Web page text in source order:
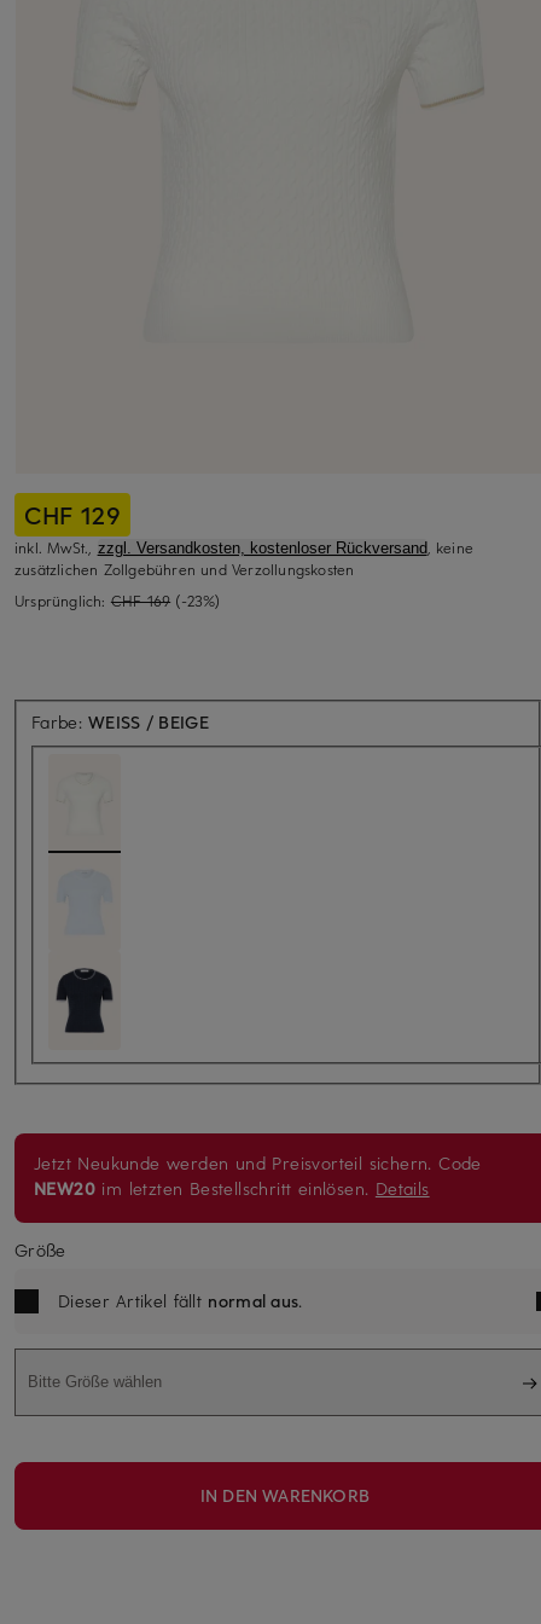
CHF 129
inkl. MwSt., zzgl. Versandkosten, kostenloser Rückversand, keine
zusätzlichen Zollgebühren und Verzollungskosten
Ursprünglich: CHF 169 (-23%)
Farbe:WEISS / BEIGE
Jetzt Neukunde werden und Preisvorteil sichern. Code
NEW20 im letzten Bestellschritt einlösen. Details
Größe
Dieser Artikel fällt normal aus.
Bitte Größe wählen
IN DEN WARENKORB